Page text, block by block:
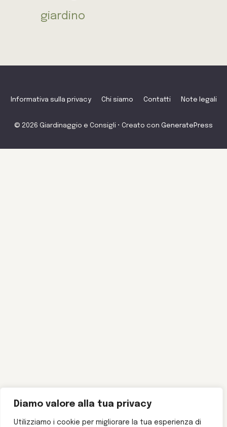
Diamo valore alla tua privacy
Utilizziamo i cookie per migliorare la tua esperienza di
giardino
Informativa sulla privacy Chi siamo Contatti Note legali
© 2026 Giardinaggio e Consigli • Creato con GeneratePress